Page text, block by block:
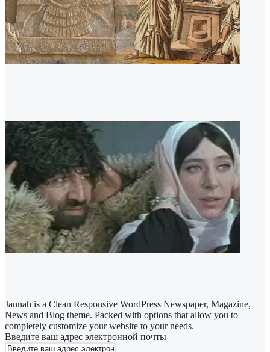
Jannah is a Clean Responsive WordPress Newspaper, Magazine,
News and Blog theme. Packed with options that allow you to
completely customize your website to your needs.
Введите ваш адрес электронной почты